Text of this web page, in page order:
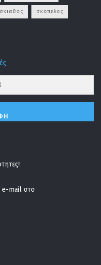
σκιαθος σκοπελος
e-mail στο